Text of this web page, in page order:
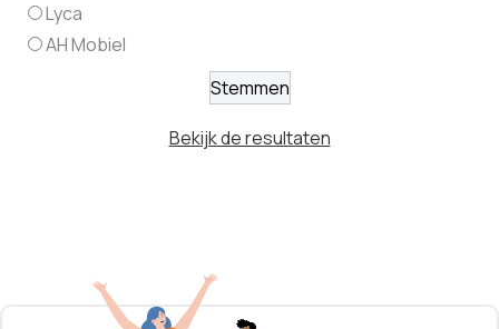
Lyca
AH Mobiel
Bekijk de resultaten